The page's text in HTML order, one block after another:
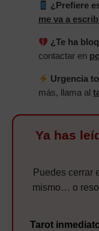
¿Prefiere
me va a
¿Te ha
contactar en
Urgencia
más, llama al
Ya has
Puedes cerrar
mismo… o
Tarot